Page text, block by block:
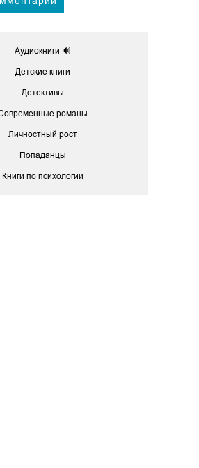
Аудиокниги 🔊
Детские книги
Детективы
романы
Личностный рост
Попаданцы
Книги по психологии